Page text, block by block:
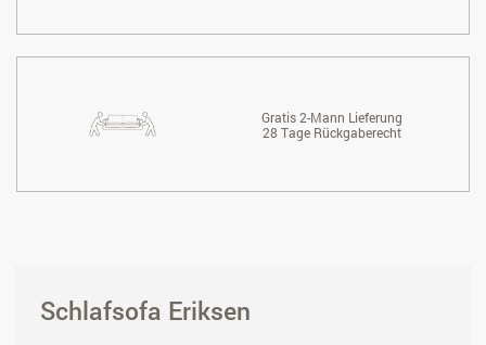
Gratis 2-Mann Lieferung
28 Tage Rückgaberecht
Schlafsofa Eriksen